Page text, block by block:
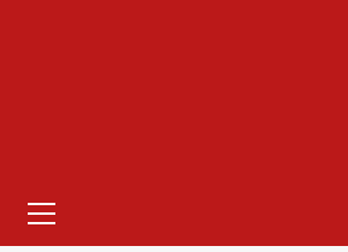
primario